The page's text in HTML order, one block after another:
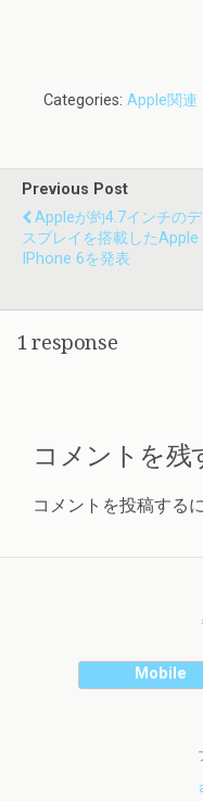
Categories: Apple関連
Previous Post
Appleが約4.7インチのデ
スプレイを搭載したApple
IPhone 6を発表
1 response
コメントを残
コメントを投稿する
Mobile